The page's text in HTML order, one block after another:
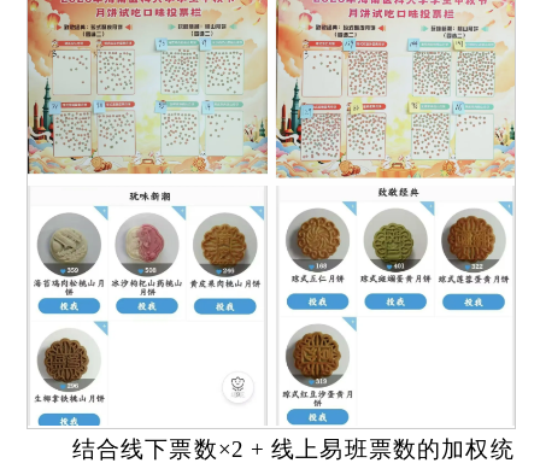
结合线下票数×2 + 线上易班票数的加权统